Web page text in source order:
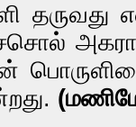
தருவது